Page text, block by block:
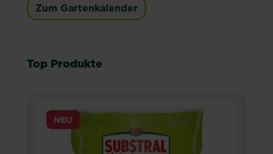
Zum Gartenkalender
Top Produkte
NEU